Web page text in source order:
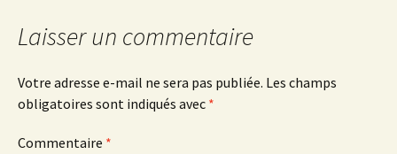
Laisser un commentaire
Votre adresse e-mail ne sera pas publiée. Les champs
obligatoires sont indiqués avec *
Commentaire *